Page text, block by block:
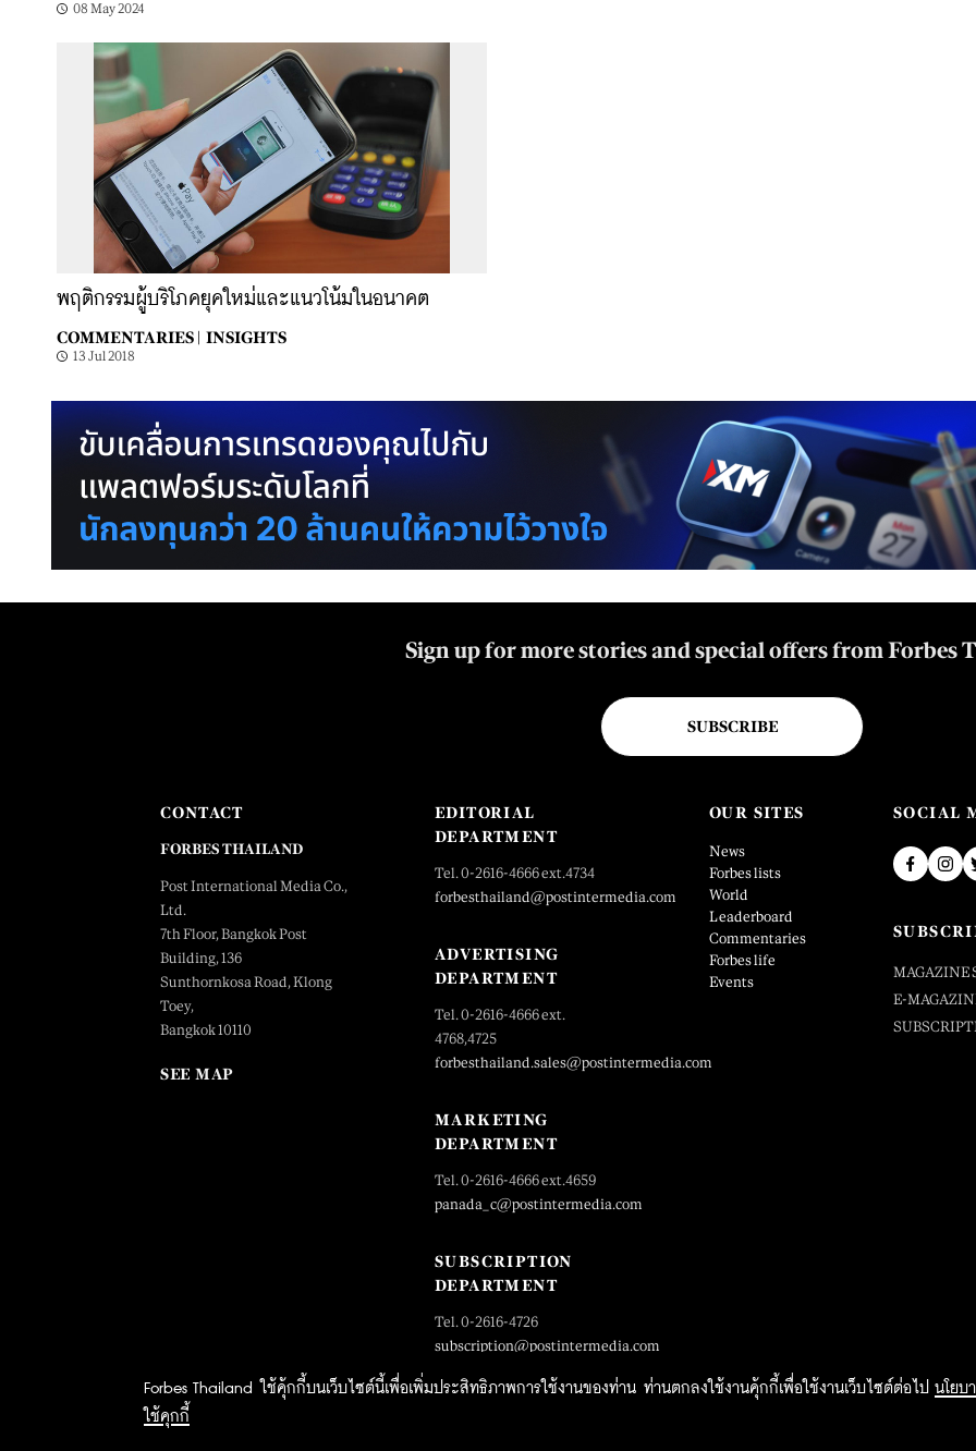
08 May 2024
พฤติกรรมผู้บริโภคยุคใหม่และแนวโน้มในอนาคต
COMMENTARIES | INSIGHTS
13 Jul 2018
Forbes Thailand ใช้คุ้กกี้บนเว็บไซต์นี้เพื่อเพิ่มประสิทธิภาพการใช้งานของท่าน ท่านตกลงใช้งานคุ้กกี้เพื่อใช้งานเว็บไซต์ต่อไป
นโยบ
ใช้คุกกี้
Sign up for more stories and special offers from Forbes
SUBSCRIBE
CONTACT
FORBES THAILAND
Post International Media Co.,
Ltd.
7th Floor, Bangkok Post
Building, 136
Sunthornkosa Road, Klong
Toey,
Bangkok 10110
SEE MAP
EDITORIAL
DEPARTMENT
Tel. 0-2616-4666 ext.4734
forbesthailand@postintermedia.com
ADVERTISING
DEPARTMENT
Tel. 0-2616-4666 ext.
4768,4725
forbesthailand.sales@postintermedia.com
MARKETING
DEPARTMENT
Tel. 0-2616-4666 ext.4659
panada_c@postintermedia.com
SUBSCRIPTION
DEPARTMENT
Tel. 0-2616-4726
subscription@postintermedia.com
OUR SITES
News
Forbes lists
World
Leaderboard
Commentaries
Forbes life
Events
SOCIAL
MAGAZINE
E-